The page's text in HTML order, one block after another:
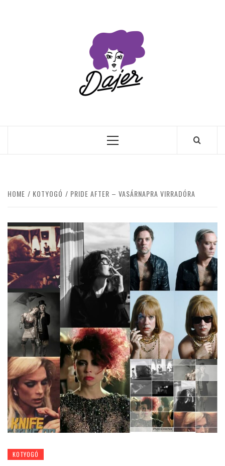
Primary
HOME KOTYOGÓ PRIDE AFTER – VASÁRNAPRA VIRRADÓRA
KOTYOGÓ